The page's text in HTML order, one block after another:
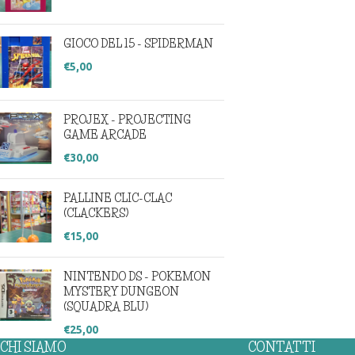
GIOCO DEL 15 - SPIDERMAN
€5,00
PROJEX - PROJECTING
GAME ARCADE
€30,00
PALLINE CLIC-CLAC
(CLACKERS)
€15,00
NINTENDO DS - POKEMON
MYSTERY DUNGEON
(SQUADRA BLU)
€25,00
CHI SIAMO CONTATTI